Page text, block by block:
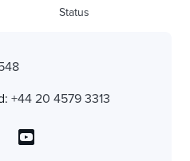
Status
+44 20 4579 3313